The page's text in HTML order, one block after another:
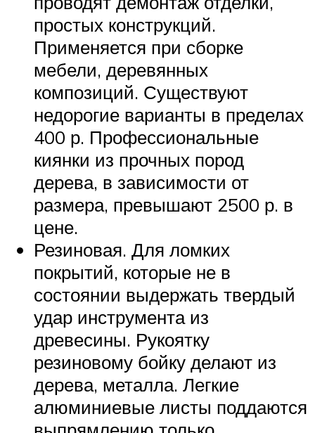
простых конструкций.
Применяется при сборке
мебели, деревянных
композиций. Существуют
недорогие варианты в пределах
400 р. Профессиональные
киянки из прочных пород
дерева, в зависимости от
размера, превышают 2500 р. в
цене.
Резиновая. Для ломких
покрытий, которые не в
состоянии выдержать твердый
удар инструмента из
древесины. Рукоятку
резиновому бойку делают из
дерева, металла. Легкие
алюминиевые листы поддаются